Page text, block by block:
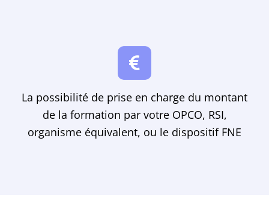
La possibilité de prise en charge du montant
de la formation par votre OPCO, RSI,
organisme équivalent, ou le dispositif FNE